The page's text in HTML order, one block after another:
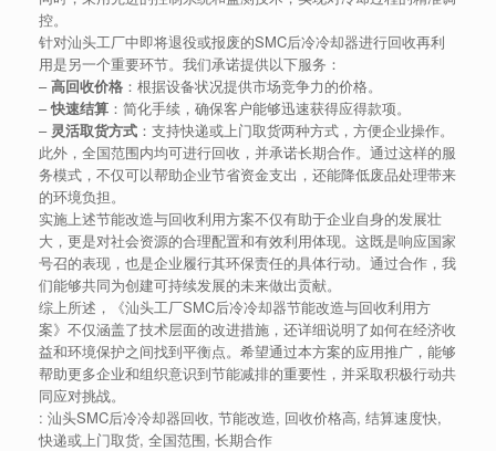
控。
针对汕头工厂中即将退役或报废的SMC后冷冷却器进行回收再利
用是另一个重要环节。我们承诺提供以下服务：
–高回收价格 ：根据设备状况提供市场竞争力的价格。
–快速结算 ：简化手续，确保客户能够迅速获得应得款项。
– 灵活取货方式 ：支持快递或上门取货两种方式，方便企业操作。
此外，全国范围内均可进行回收，并承诺长期合作。通过这样的服
务模式，不仅可以帮助企业节省资金支出，还能降低废品处理带来
的环境负担。
实施上述节能改造与回收利用方案不仅有助于企业自身的发展壮
大，更是对社会资源的合理配置和有效利用体现。这既是响应国家
号召的表现，也是企业履行其环保责任的具体行动。通过合作，我
们能够共同为创建可持续发展的未来做出贡献。
综上所述，《汕头工厂SMC后冷冷却器节能改造与回收利用方
案》不仅涵盖了技术层面的改进措施，还详细说明了如何在经济收
益和环境保护之间找到平衡点。希望通过本方案的应用推广，能够
帮助更多企业和组织意识到节能减排的重要性，并采取积极行动共
同应对挑战。
: 汕头SMC后冷冷却器回收, 节能改造, 回收价格高, 结算速度快,
快递或上门取货, 全国范围, 长期合作